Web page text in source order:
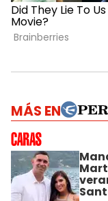
MÁS EN